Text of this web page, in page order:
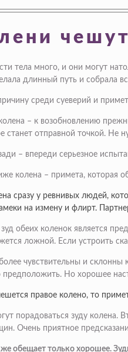
тела много, и они могут
длинный путь и собрала
среди суеверий и
– к возобновлению
станет отправной точкой.
– впереди серьезное
колена – примета,
сразу у ревнивых людей,
на измену и флирт.
зуд обеих коленок является
ложной. Если устроить
чувствительны и склонны
Но хорошее
правое колено, то
порадоваться зуду колена.
Очень приятное
обещает только хорошее.